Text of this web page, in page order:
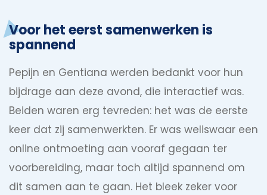
Voor het eerst samenwerken is
spannend
Pepijn en Gentiana werden bedankt voor hun
bijdrage aan deze avond, die interactief was.
Beiden waren erg tevreden: het was de eerste
keer dat zij samenwerkten. Er was weliswaar een
online ontmoeting aan vooraf gegaan ter
voorbereiding, maar toch altijd spannend om
dit samen aan te gaan. Het bleek zeker voor